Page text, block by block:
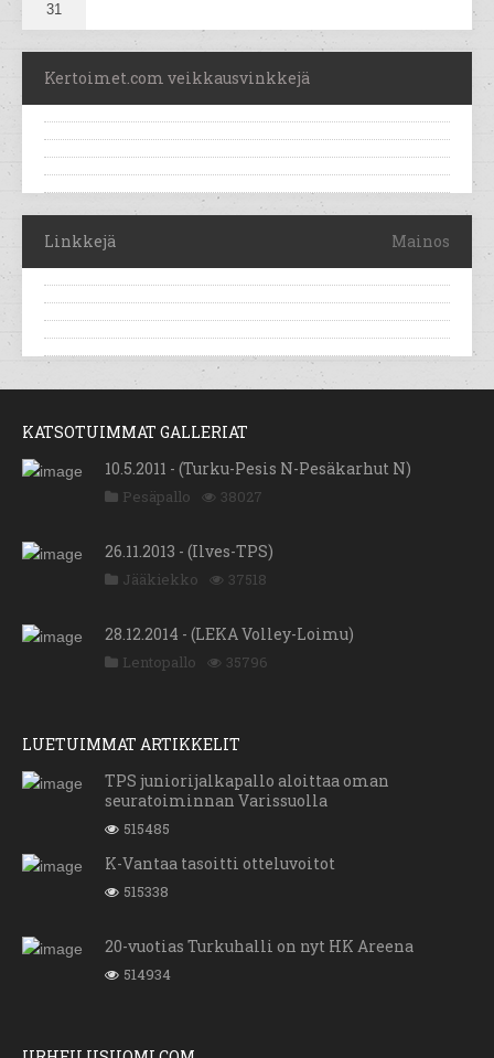
31
Kertoimet.com veikkausvinkkejä
Linkkejä Mainos
KATSOTUIMMAT GALLERIAT
10.5.2011 - (Turku-Pesis N-Pesäkarhut N)
Pesäpallo 38027
26.11.2013 - (Ilves-TPS)
Jääkiekko 37518
28.12.2014 - (LEKA Volley-Loimu)
Lentopallo 35796
LUETUIMMAT ARTIKKELIT
TPS juniorijalkapallo aloittaa oman
seuratoiminnan Varissuolla
515485
K-Vantaa tasoitti otteluvoitot
515338
20-vuotias Turkuhalli on nyt HK Areena
514934